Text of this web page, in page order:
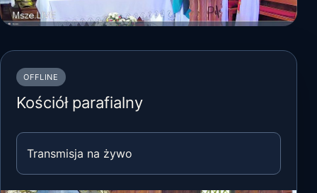
OFFLINE
Kościół parafialny
Transmisja na żywo